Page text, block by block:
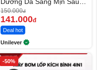
Ngày
150.000đ
141.000đ
Deal hot
Unilever
-50%